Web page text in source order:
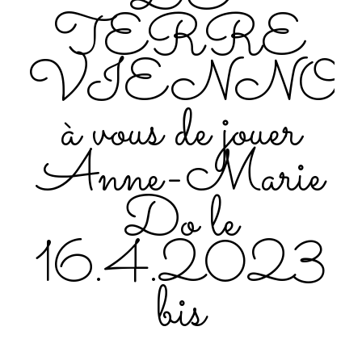
TERRE
à vous de jouer
Anne-Marie
Do le
16.4.2023
bis